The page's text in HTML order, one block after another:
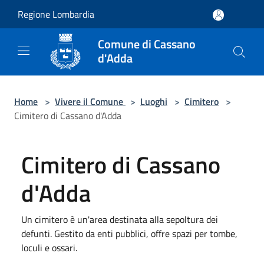
Regione Lombardia
Comune di Cassano
d'Adda
Home > Vivere il Comune > Luoghi > Cimitero >
Cimitero di Cassano d'Adda
Cimitero di Cassano
d'Adda
Un cimitero è un'area destinata alla sepoltura dei
defunti. Gestito da enti pubblici, offre spazi per tombe,
loculi e ossari.